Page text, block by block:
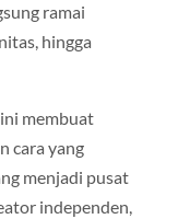
ramai
hingga
membuat
cara yang
menjadi pusat
independen,